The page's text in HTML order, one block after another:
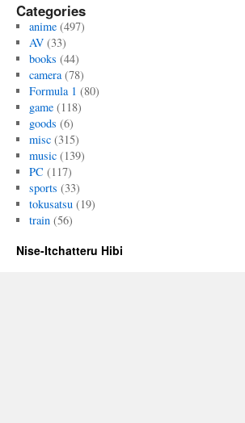
Categories
anime(497)
AV(33)
books (44)
camera(78)
Formula 1 (80)
game(118)
goods (6)
misc(315)
music(139)
PC (117)
sports (33)
tokusatsu(19)
train(56)
Nise-Itchatteru Hibi